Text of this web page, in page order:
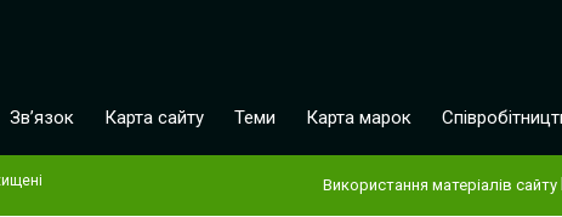
Зв’язок Карта сайту Теми Карта марок
Використання матеріалів сайту